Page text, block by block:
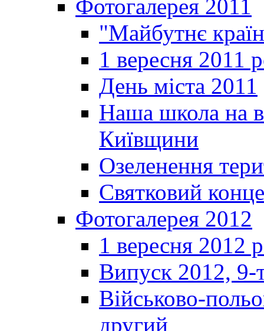
Фотогалерея 2011
"Майбутнє
1 вересня 2011
День міста 2011
Наша школа на
Київщини
Озеленення
Святковий
Фотогалерея 2012
1 вересня 2012
Випуск 2012, 9-
Військово-
другий